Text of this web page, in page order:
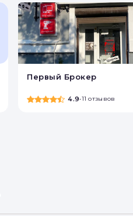
Первый Брокер
4.9•11 отзывов